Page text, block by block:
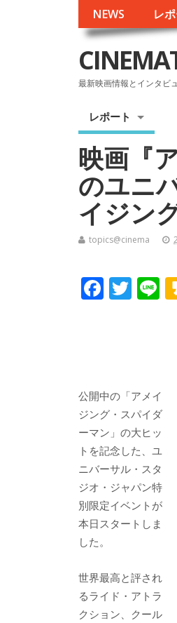
NEWS レ
最新映画情報とインタビ
レポート
映画『
のユニ
イジン
topics@cinema
F
o
k
T Li
公開中の「アメイ
ジング・スパイダ
ーマン」の大ヒッ
トを記念した、ユ
ニバーサル・スタ
ジオ・ジャパン特
別限定イベントが
本日スタートしま
した。
世界最高と評され
るライド・アトラ
クション、クール